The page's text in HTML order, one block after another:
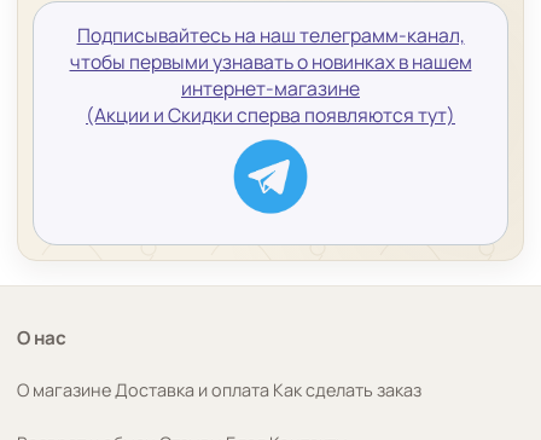
Подписывайтесь на наш телеграмм-канал,
чтобы первыми узнавать о новинках в нашем
интернет-магазине
(Акции и Скидки сперва появляются тут)
О нас
О магазине Доставка и оплата Как сделать заказ